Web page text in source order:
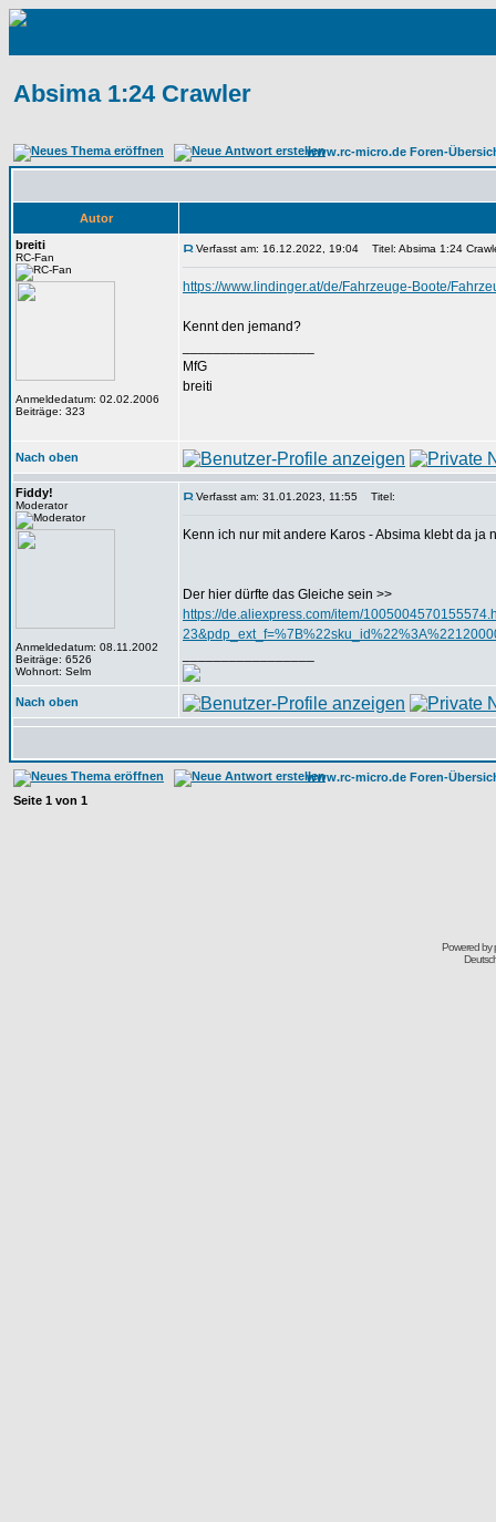
Absima 1:24 Crawler
www.rc-micro.de Foren-
Autor
breiti
RC-Fan
Anmeldedatum: 02.02.2006
Beiträge: 323
Verfasst am: 16.12.2022, 19:04 Titel: Absima 1:24
https://www.lindinger.at/de/Fahrzeuge-Boote/
Kennt den jemand?
MfG
breiti
Nach oben
Fiddy!
Moderator
Anmeldedatum: 08.11.2002
Beiträge: 6526
Wohnort: Selm
Verfasst am: 31.01.2023, 11:55 Titel:
Kenn ich nur mit andere Karos - Absima klebt da ja
Der hier dürfte das Gleiche sein >>
https://de.aliexpress.com/item/
Nach oben
www.rc-micro.de Foren-
Seite 1 von 1
Powered by